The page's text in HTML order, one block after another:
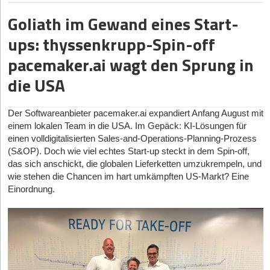
uMe:Humanoider Assistenzroboter für
sprachbasierte Interaktionen in der Pflege (vorgestellt
auf der CES 2026).
Mitglieder des URG-Managements eröffnen Robotik-Trainingszentrum in
der Praxis häufig noch händisch gebucht und über E-Mail-
Das Dortmunder Start-upLoopario(ehem. Logistikbude
hier mit einem sogenannten Load Carrier Management System
(LCMS) an. Diese Softwarelösung solle als zusätzlicher
Datenlayer in bestehende IT-Infrastrukturen von Unternehmen
Buchungen sowie langwierige Abstimmungsprozesse auf
digitalem Wege zu automatisieren.
Kern-Features
Das System ist nach Unternehmensangaben auf die digitale
Verwaltung von Paletten und Behältern entlang internationaler
Lieferketten ausgelegt.
Abstimmen von Tauschvorgängen zwischen verschiedenen
Partnerunternehmen. Das Unternehmen nutzt dafür unter
anderem KI-gestützte Ansätze, um externe Belege
automatisiert in die Buchungssysteme zu überführen.
Goliath im Gewand eines Start-
ups: thyssenkrupp-Spin-off
pacemaker.ai wagt den Sprung in
die USA
Der Softwareanbieter pacemaker.ai expandiert Anfang August mit
einem lokalen Team in die USA. Im Gepäck: KI-Lösungen für
einen volldigitalisierten Sales-and-Operations-Planning-Prozess
(S&OP). Doch wie viel echtes Start-up steckt in dem Spin-off,
das sich anschickt, die globalen Lieferketten umzukrempeln, und
wie stehen die Chancen im hart umkämpften US-Markt? Eine
Einordnung.